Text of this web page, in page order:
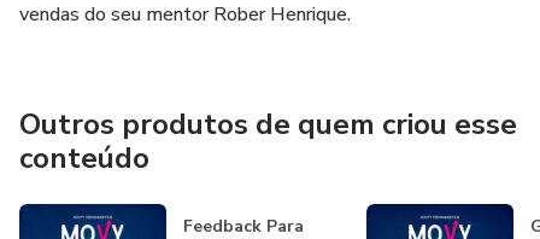
vendas do seu mentor Rober Henrique.
Outros produtos de quem criou esse
conteúdo
Feedback Para